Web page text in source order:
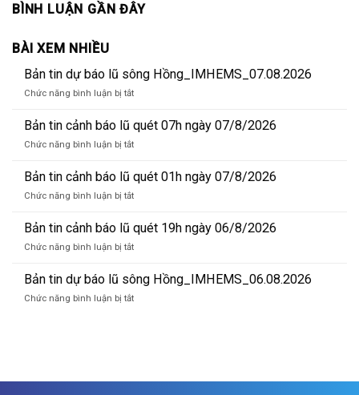
BÌNH LUẬN GẦN ĐÂY
BÀI XEM NHIỀU
Bản tin dự báo lũ sông Hồng_IMHEMS_07.08.2026
Chức năng bình luận bị tắtở
tin
dự
báo
sông
Hồng_IMHEMS_07.08.2026
Bản tin cảnh báo lũ quét 07h ngày 07/8/2026
Chức năng bình luận bị tắtở
tin
cảnh
báo
quét
07h
07/8/2026
Bản tin cảnh báo lũ quét 01h ngày 07/8/2026
Chức năng bình luận bị tắtở
tin
cảnh
báo
quét
01h
Bản tin cảnh báo lũ quét 19h ngày 06/8/2026
Chức năng bình luận bị tắtở
tin
cảnh
báo
Bản tin dự báo lũ sông Hồng_IMHEMS_06.08.2026
Chức năng bình luận bị tắtở
sông